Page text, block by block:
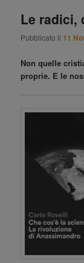
Le radici,
Pubblicato il 11
Non quelle
proprie. E le